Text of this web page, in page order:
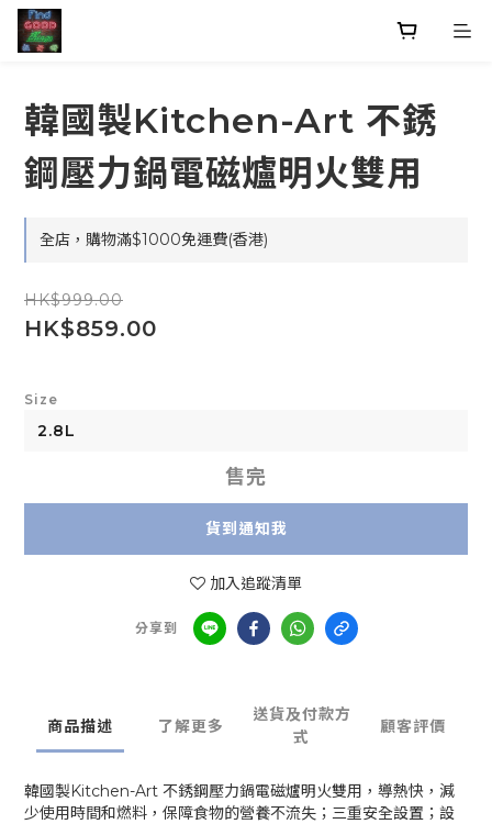
韓國製Kitchen-Art 不銹
鋼壓力鍋電磁爐明火雙用
全店，購物滿$1000免運費(香港)
HK$999.00
HK$859.00
Size
售完
貨到通知我
加入追蹤清單
分享到
商品描述 了解更多
送貨及付款方
式
顧客評價
韓國製Kitchen-Art 不銹鋼壓力鍋電磁爐明火雙用，導熱快，減
少使用時間和燃料，保障食物的營養不流失；三重安全設置；設